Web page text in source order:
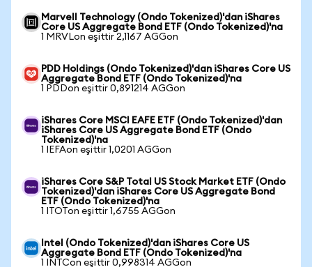
Marvell Technology (Ondo Tokenized)'dan iShares
Core US Aggregate Bond ETF (Ondo Tokenized)'na
1 MRVLon eşittir 2,1167 AGGon
PDD Holdings (Ondo Tokenized)'dan iShares Core US
Aggregate Bond ETF (Ondo Tokenized)'na
1 PDDon eşittir 0,891214 AGGon
iShares Core MSCI EAFE ETF (Ondo Tokenized)'dan
iShares Core US Aggregate Bond ETF (Ondo
Tokenized)'na
1 IEFAon eşittir 1,0201 AGGon
iShares Core S&P Total US Stock Market ETF (Ondo
Tokenized)'dan iShares Core US Aggregate Bond
ETF (Ondo Tokenized)'na
1 ITOTon eşittir 1,6755 AGGon
Intel (Ondo Tokenized)'dan iShares Core US
Aggregate Bond ETF (Ondo Tokenized)'na
1 INTCon eşittir 0,998314 AGGon